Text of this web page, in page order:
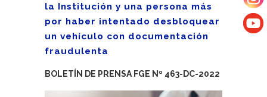
la Institución y una persona más
por haber intentado desbloquear
un vehículo con documentación
fraudulenta
BOLETÍN DE PRENSA FGE Nº 463-DC-2022